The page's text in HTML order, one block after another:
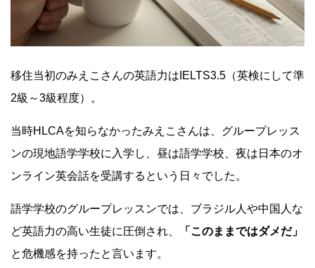
移住当初のみえこさんの英語力はIELTS3.5（英検にして準
2級～3級程度）。
当時HLCAを知らなかったみえこさんは、グループレッス
ンの現地語学学校に入学し、昼は語学学校、夜は日本のオ
ンライン英会話を受講するという日々でした。
語学学校のグループレッスンでは、 ブラジル人や中国人 な
ど英語力の高い生徒に圧倒され、
「このままではダメだ」
と危機感を持ったと言います。